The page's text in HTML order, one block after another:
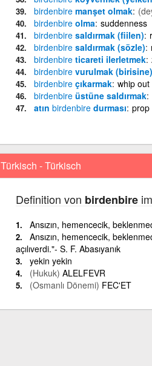
birdenbiremanşet olmak
birdenbireolma suddenness
birdenbiresaldırmak (fiilen)
birdenbiresaldırmak (sözle)
birdenbireticareti ilerletmek
birdenbirevurulmak (birisine)
birdenbireçıkarmak whip out
birdenbireüstüne saldırmak
atın birdenbiredurması prop
Türkisch - Türkisch
Definition von birdenbire
Ansızın, hemencecik,
Ansızın, hemencecik,
açılıverdi."- S. F. Abasıyanık
yekin yekin
(Hukuk) ALELFEVR
(Osmanlı Dönemi) FEC'ET